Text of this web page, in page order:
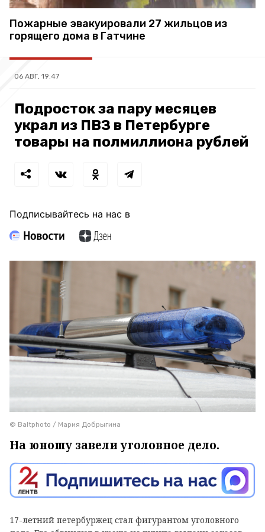
Пожарные эвакуировали 27 жильцов из
горящего дома в Гатчине
06 АВГ, 19:47
Подросток за пару месяцев
украл из ПВЗ в Петербурге
товары на полмиллиона рублей
Подписывайтесь на нас в
© Baltphoto / Мария Добрыгина
На юношу завели уголовное дело.
17-летний петербуржец стал фигурантом уголовного